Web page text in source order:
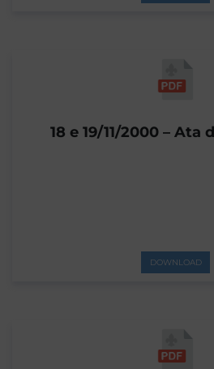
18 e 19/11/2000 – Ata
DOWNLOAD